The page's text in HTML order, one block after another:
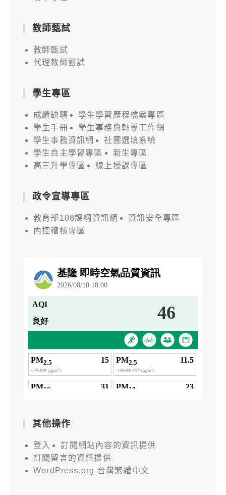
教師甄試
教師甄試
代理教師甄試
學生專區
成績缺曠
學生學習歷程檔案專區
學生手冊
學生事務與轉導工作網
學生事務資訊網
社團選填系統
學生自主學習專區
新生專區
高三升學專區
線上授課專區
政令宣導專區
教育部108課綱資訊網
資訊安全專區
內控稽核專區
其他操作
登入
訂閱網站內容的資訊提供
訂閱留言的資訊提供
WordPress.org 台灣繁體中文